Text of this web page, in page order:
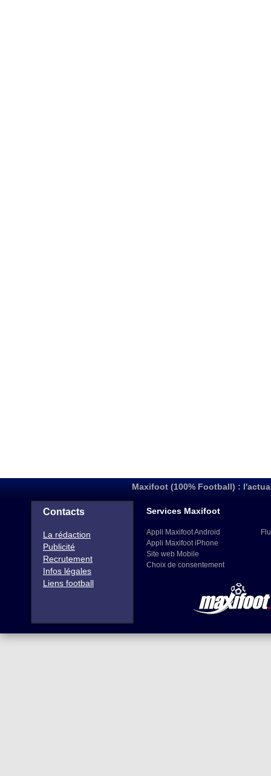
Maxifoot (100% Football) :
Contacts
La rédaction
Publicité
Recrutement
Infos légales
Liens football
Services Maxifoot
Appli Maxifoot Android
Appli Maxifoot iPhone
Site web Mobile
Choix de consentement